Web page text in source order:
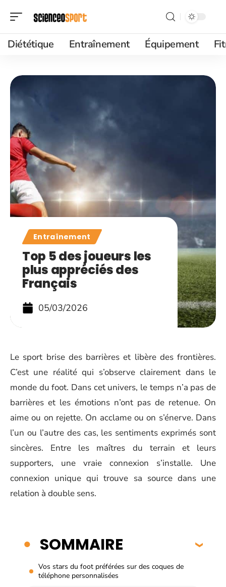
Diététique Entraînement Équipement
Entraînement
Top 5 des joueurs les
plus appréciés des
Français
05/03/2026
Le sport brise des barrières et libère des frontières.
C’est une réalité qui s’observe clairement dans le
monde du foot. Dans cet univers, le temps n’a pas de
barrières et les émotions n’ont pas de retenue. On
aime ou on rejette. On acclame ou on s’énerve. Dans
l’un ou l’autre des cas, les sentiments exprimés sont
sincères. Entre les maîtres du terrain et leurs
supporters, une vraie connexion s’installe. Une
connexion unique qui trouve sa source dans une
relation à double sens.
SOMMAIRE
Vos stars du foot préférées sur des coques de
téléphone personnalisées